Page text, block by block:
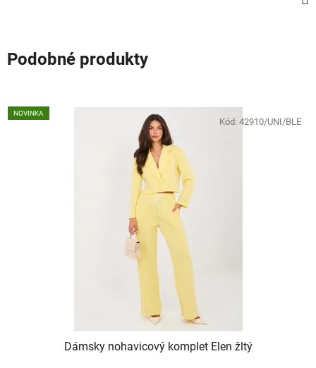
Podobné produkty
NOVINKA
Dámsky nohavicový komplet Elen žltý
Kód: 42910/UNI/BLE